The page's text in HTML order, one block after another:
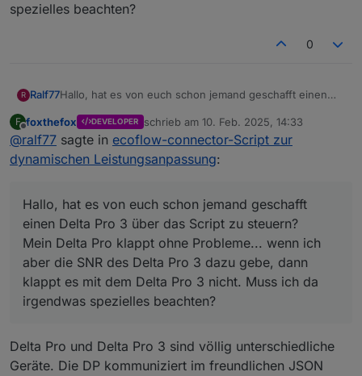
spezielles beachten?
0
R Ralf77Hallo, hat es von euch schon jemand geschafft einen
Mein Delta Pro klappt ohne Probleme... wenn ich aber
die SNR des Delta Pro 3 dazu gebe, dann klappt es mit
dem Delta Pro 3 nicht. Muss ich da irgendwas spezielles
F
Offline
foxthefox DEVELOPER schrieb am 10. Feb. 2025, 14:33
zuletzt editiert von
@ralf77 sagte in ecoflow-connector-Script zur
dynamischen Leistungsanpassung:
Hallo, hat es von euch schon jemand geschafft
einen Delta Pro 3 über das Script zu steuern?
Mein Delta Pro klappt ohne Probleme... wenn ich
aber die SNR des Delta Pro 3 dazu gebe, dann
klappt es mit dem Delta Pro 3 nicht. Muss ich da
irgendwas spezielles beachten?
Delta Pro und Delta Pro 3 sind völlig unterschiedliche
Geräte. Die DP kommuniziert im freundlichen JSON